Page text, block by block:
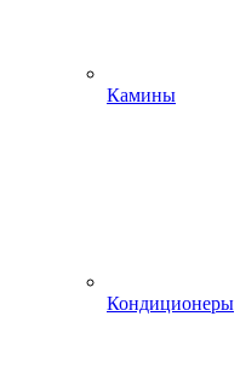
Камины
Кондиционеры